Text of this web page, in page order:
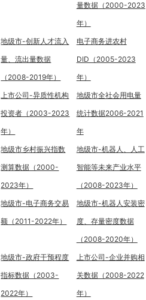
量数据（2000-2023
年）
地级市-创新人才流入
量、流出量数据
（2008-2019年）
电子商务进农村
DID（2005-2023
年）
上市公司-异质性机构
投资者（2003-2023
年）
地级市全社会用电量
统计数据2006-2021
年
地级市乡村振兴指数
测算数据（2000-
2023年）
地级市-机器人、人工
智能等未来产业水平
（2008-2023年）
地级市-电子商务交易
额（2011-2022年）
地级市-机器人安装密
度、存量密度数据
（2008-2020年）
地级市-政府干预程度
指标数据（2003-
2022年）
上市公司-企业并购相
关数据（2008-2022
年）